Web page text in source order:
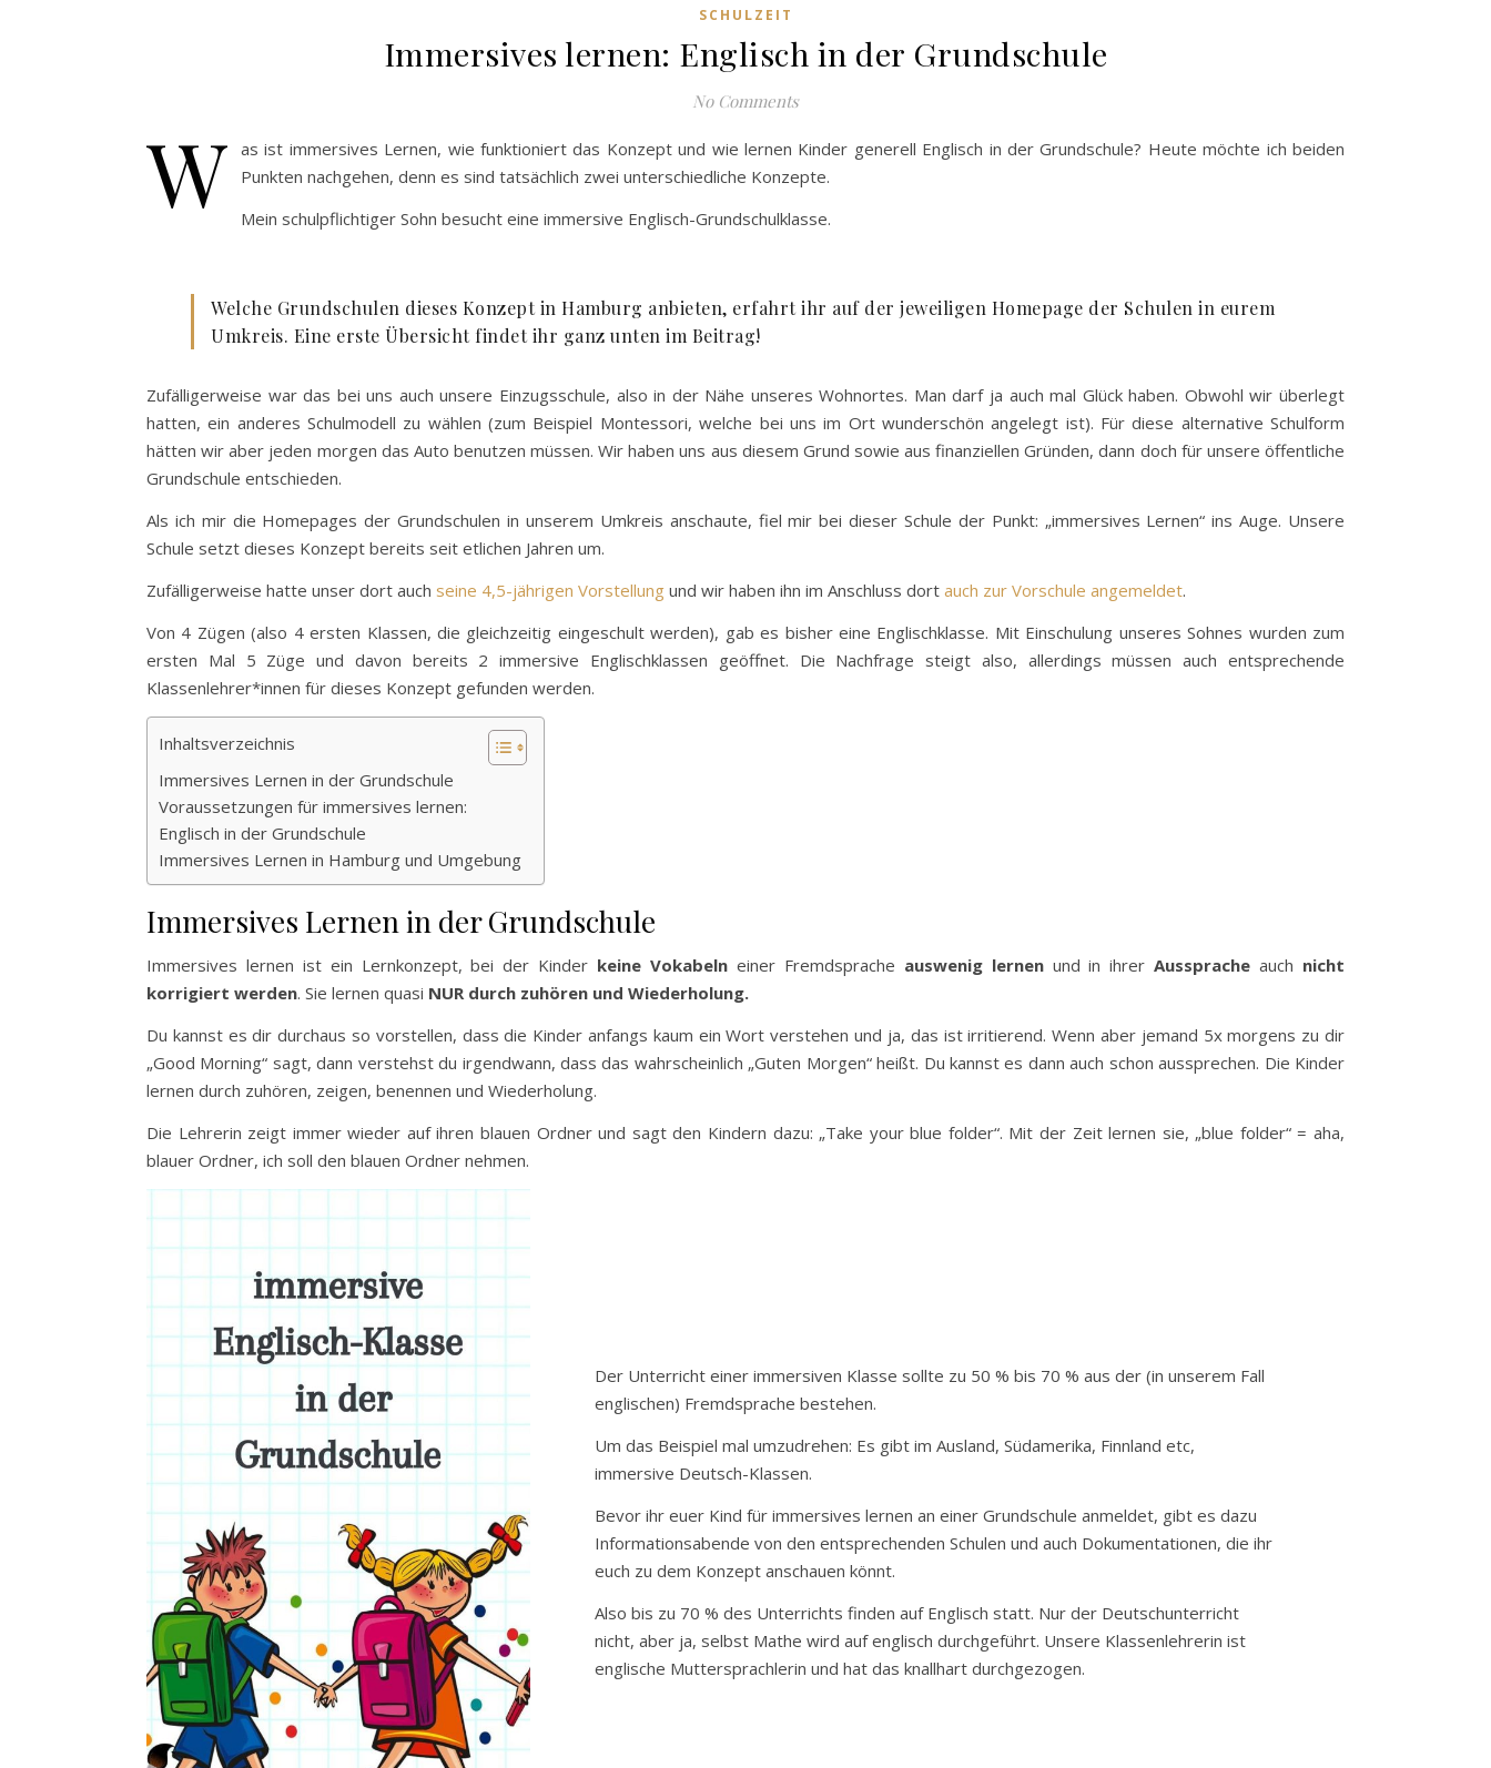
SCHULZEIT
Immersives lernen: Englisch in der Grundschule
No Comments
W as ist immersives Lernen, wie funktioniert das Konzept und wie lernen Kinder generell Englisch in der Grundschule? Heute möchte ich beiden
Punkten nachgehen, denn es sind tatsächlich zwei unterschiedliche Konzepte.
Mein schulpflichtiger Sohn besucht eine immersive Englisch-Grundschulklasse.
Welche Grundschulen dieses Konzept in Hamburg anbieten, erfahrt ihr auf der jeweiligen Homepage der Schulen in eurem
Umkreis. Eine erste Übersicht findet ihr ganz unten im Beitrag!
Zufälligerweise war das bei uns auch unsere Einzugsschule, also in der Nähe unseres Wohnortes. Man darf ja auch mal Glück haben. Obwohl wir überlegt
hatten, ein anderes Schulmodell zu wählen (zum Beispiel Montessori, welche bei uns im Ort wunderschön angelegt ist). Für diese alternative Schulform
hätten wir aber jeden morgen das Auto benutzen müssen. Wir haben uns aus diesem Grund sowie aus finanziellen Gründen, dann doch für unsere öffentliche
Grundschule entschieden.
Als ich mir die Homepages der Grundschulen in unserem Umkreis anschaute, fiel mir bei dieser Schule der Punkt: „immersives Lernen“ ins Auge. Unsere
Schule setzt dieses Konzept bereits seit etlichen Jahren um.
Zufälligerweise hatte unser dort auch seine 4,5-jährigen Vorstellung und wir haben ihn im Anschluss dort auch zur Vorschule angemeldet.
Von 4 Zügen (also 4 ersten Klassen, die gleichzeitig eingeschult werden), gab es bisher eine Englischklasse. Mit Einschulung unseres Sohnes wurden zum
ersten Mal 5 Züge und davon bereits 2 immersive Englischklassen geöffnet. Die Nachfrage steigt also, allerdings müssen auch entsprechende
Klassenlehrer*innen für dieses Konzept gefunden werden.
Inhaltsverzeichnis
Immersives Lernen in der Grundschule
Voraussetzungen für immersives lernen:
Englisch in der Grundschule
Immersives Lernen in Hamburg und Umgebung
Immersives Lernen in der Grundschule
Immersives lernen ist ein Lernkonzept, bei der Kinder keine Vokabeln einer Fremdsprache auswenig lernenund in ihrerAussprache auch nicht
korrigiert werden. Sie lernen quasi NUR durch zuhören und Wiederholung.
Du kannst es dir durchaus so vorstellen, dass die Kinder anfangs kaum ein Wort verstehen und ja, das ist irritierend. Wenn aber jemand 5x morgens zu dir
„Good Morning“ sagt, dann verstehst du irgendwann, dass das wahrscheinlich „Guten Morgen“ heißt. Du kannst es dann auch schon aussprechen. Die Kinder
lernen durch zuhören, zeigen, benennen und Wiederholung.
Die Lehrerin zeigt immer wieder auf ihren blauen Ordner und sagt den Kindern dazu: „Take your blue folder“. Mit der Zeit lernen sie, „blue folder“ = aha,
blauer Ordner, ich soll den blauen Ordner nehmen.
Der Unterricht einer immersiven Klasse sollte zu 50 % bis 70 % aus der (in unserem Fall
englischen) Fremdsprache bestehen.
Um das Beispiel mal umzudrehen: Es gibt im Ausland, Südamerika, Finnland etc,
immersive Deutsch-Klassen.
Bevor ihr euer Kind für immersives lernen an einer Grundschule anmeldet, gibt es dazu
Informationsabende von den entsprechenden Schulen und auch Dokumentationen, die ihr
euch zu dem Konzept anschauen könnt.
Also bis zu 70 % des Unterrichts finden auf Englisch statt. Nur der Deutschunterricht
nicht, aber ja, selbst Mathe wird auf englisch durchgeführt. Unsere Klassenlehrerin ist
englische Muttersprachlerin und hat das knallhart durchgezogen.